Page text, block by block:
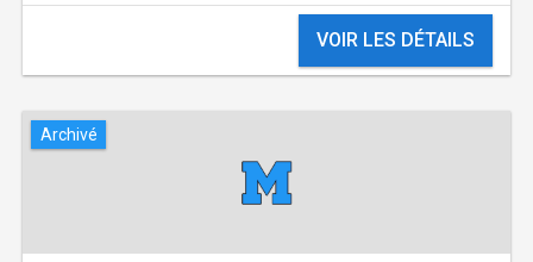
VOIR LES DÉTAILS
Archivé